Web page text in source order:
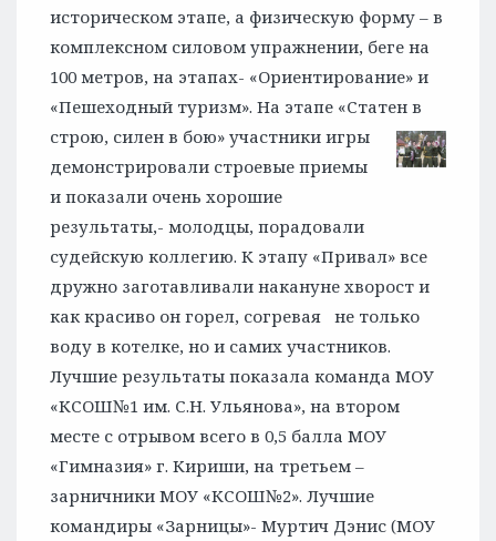
историческом этапе, а физическую форму – в
комплексном силовом упражнении, беге на
100 метров, на этапах- «Ориентирование» и
«Пешеходный туризм». На этапе «Статен в
строю, силен в бою» участники игры
демонстрировали строевые приемы
и показали очень хорошие
результаты,- молодцы, порадовали
судейскую коллегию. К этапу «Привал» все
дружно заготавливали накануне хворост и
как красиво он горел, согревая не только
воду в котелке, но и самих участников.
Лучшие результаты показала команда МОУ
«КСОШ№1 им. С.Н. Ульянова», на втором
месте с отрывом всего в 0,5 балла МОУ
«Гимназия» г. Кириши, на третьем –
зарничники МОУ «КСОШ№2». Лучшие
командиры «Зарницы»- Муртич Дэнис (МОУ